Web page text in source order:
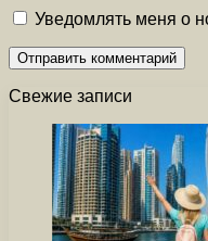
Уведомлять меня о
Свежие записи